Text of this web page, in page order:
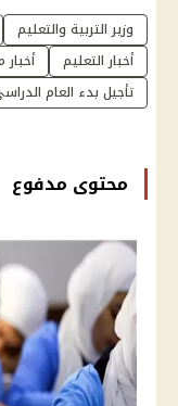
وزير التربية والتعليم
أخبار التعليم
تأجيل بدء العام
محتوى مدفوع